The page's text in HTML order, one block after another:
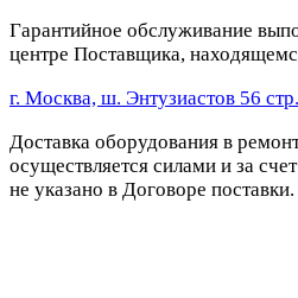
Гарантийное обслуживание
центре Поставщика,
г. Москва, ш. Энтузиастов 56
Доставка оборудования в
осуществляется силами и за
не указано в Договоре поставки.